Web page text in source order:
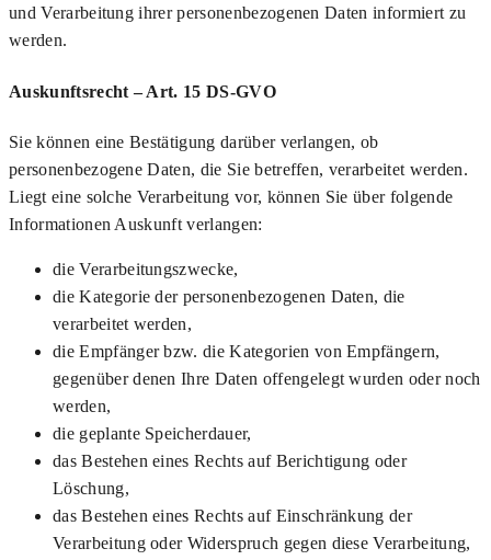
und Verarbeitung ihrer personenbezogenen Daten informiert zu
werden.
Auskunftsrecht – Art. 15 DS-GVO
Sie können eine Bestätigung darüber verlangen, ob
personenbezogene Daten, die Sie betreffen, verarbeitet werden.
Liegt eine solche Verarbeitung vor, können Sie über folgende
Informationen Auskunft verlangen:
die Verarbeitungszwecke,
die Kategorie der personenbezogenen Daten, die
verarbeitet werden,
die Empfänger bzw. die Kategorien von Empfängern,
gegenüber denen Ihre Daten offengelegt wurden oder noch
werden,
die geplante Speicherdauer,
das Bestehen eines Rechts auf Berichtigung oder
Löschung,
das Bestehen eines Rechts auf Einschränkung der
Verarbeitung oder Widerspruch gegen diese Verarbeitung,